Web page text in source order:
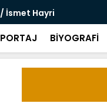
İsmet Hayri
BİYOGRAFİ